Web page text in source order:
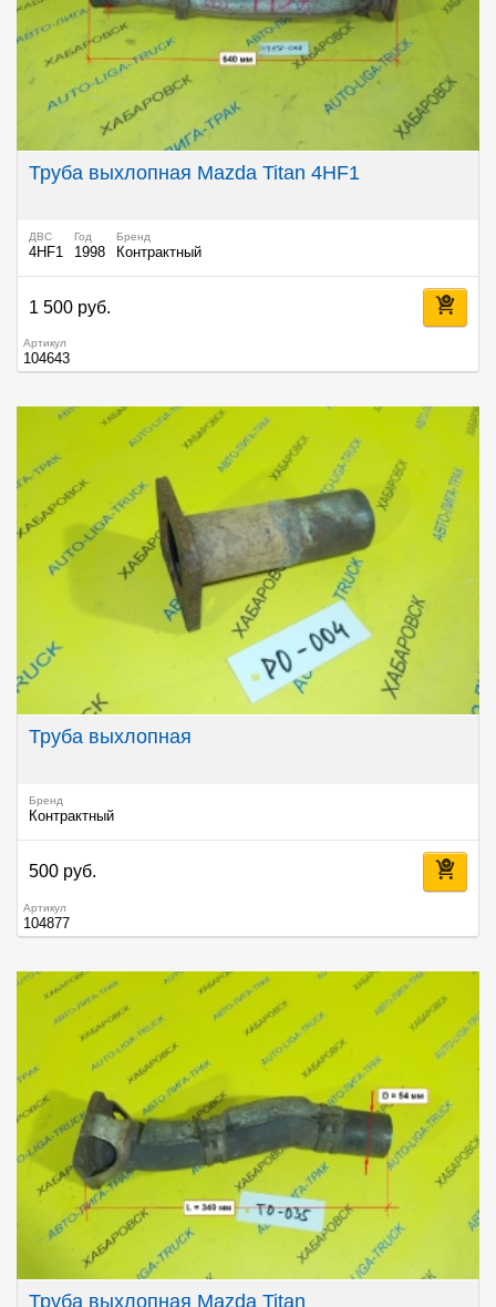
Труба выхлопная Mazda Titan 4HF1
ДВС
4HF1
Год
1998
Бренд
Контрактный
1 500 руб.
Артикул
104643
Труба выхлопная
Бренд
Контрактный
500 руб.
Артикул
104877
Труба выхлопная Mazda Titan